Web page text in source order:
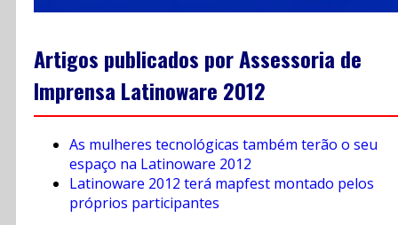
Artigos publicados por Assessoria de
Imprensa Latinoware 2012
As mulheres tecnológicas também terão o seu
espaço na Latinoware 2012
Latinoware 2012 terá mapfest montado pelos
próprios participantes